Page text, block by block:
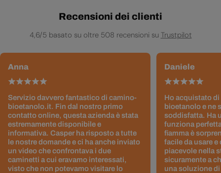
Recensioni dei clienti
4,6/5 basato su oltre 508 recensioni su Trustpilot
Anna
Servizio davvero fantastico di camino-
bioetanolo.it. Fin dal nostro primo
contatto online, questa azienda è stata
estremamente disponibile e
informativa. Casper ha risposto a tutte
le nostre domande e ci ha anche inviato
un video che confrontava i due
caminetti a cui eravamo interessati,
visto che non potevamo visitare lo
Daniele
Ho acquistato di
bioetanolo e ne
soddisfatta. Ha
funziona
fiamma è
facile da usare e
piacevole nella
sicuramente a
una soluzione